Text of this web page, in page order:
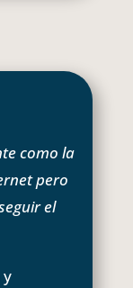
como la
pero
el
y